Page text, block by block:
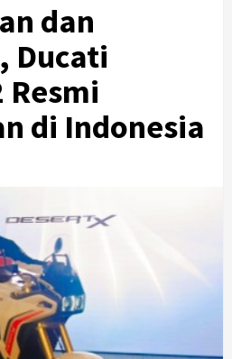
dan
Ducati
Resmi
di Indonesia